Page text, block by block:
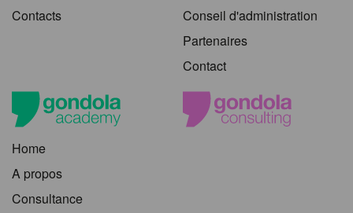
Contacts
Conseil d'administration
Partenaires
Contact
Home
A propos
Consultance